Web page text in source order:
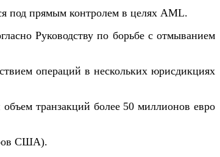
под прямым контролем в целях AML.
Руководству по борьбе с отмыванием
операций в нескольких юрисдикциях
транзакций более 50 миллионов евро
США).